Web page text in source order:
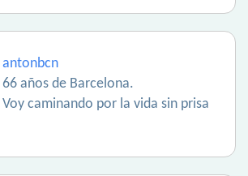
antonbcn
66 años de Barcelona.
Voy caminando por la vida sin prisa